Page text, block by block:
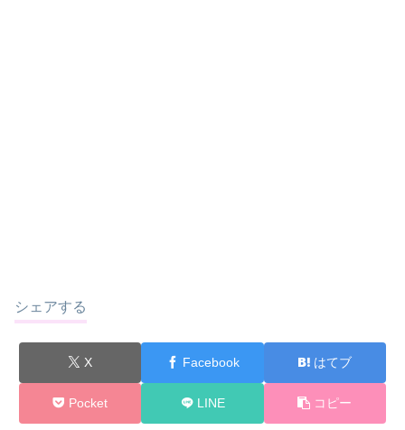
シェアする
X Facebook はてブ
Pocket LINE コピー